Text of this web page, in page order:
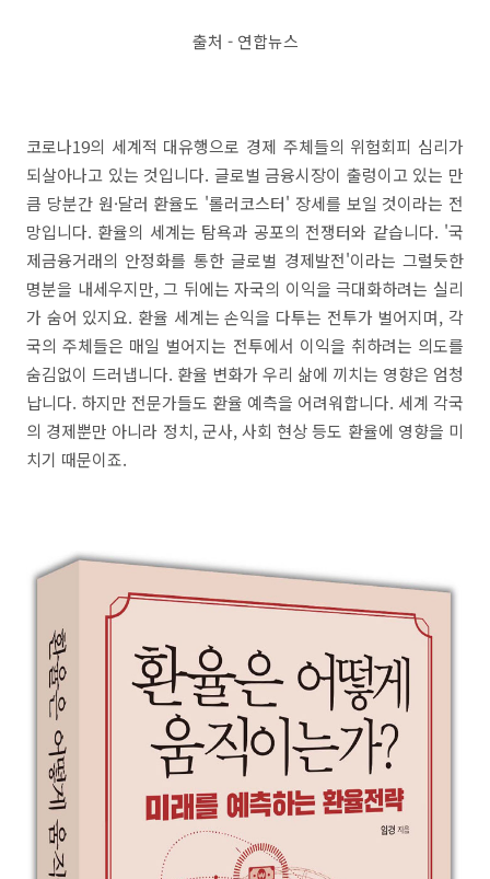
출처 - 연합뉴스
코로나19의 세계적 대유행으로 경제 주체들의 위험회피 심리가
되살아나고 있는 것입니다. 글로벌 금융시장이 출렁이고 있는 만
큼 당분간 원·달러 환율도 '롤러코스터' 장세를 보일 것이라는 전
망입니다. 환율의 세계는 탐욕과 공포의 전쟁터와 같습니다. '국
제금융거래의 안정화를 통한 글로벌 경제발전'이라는 그럴듯한
명분을 내세우지만, 그 뒤에는 자국의 이익을 극대화하려는 실리
가 숨어 있지요. 환율 세계는 손익을 다투는 전투가 벌어지며, 각
국의 주체들은 매일 벌어지는 전투에서 이익을 취하려는 의도를
숨김없이 드러냅니다. 환율 변화가 우리 삶에 끼치는 영향은 엄청
납니다. 하지만 전문가들도 환율 예측을 어려워합니다. 세계 각국
의 경제뿐만 아니라 정치, 군사, 사회 현상 등도 환율에 영향을 미
치기 때문이죠.